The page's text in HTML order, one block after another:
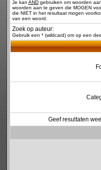
Je kan AND gebruiken om woorden
woorden aan te geven die MOGEN
die NIET in het resultaat mogen
van een woord.
Zoek op auteur:
Gebruik een * (wildcard) om op een
Geef resultaten